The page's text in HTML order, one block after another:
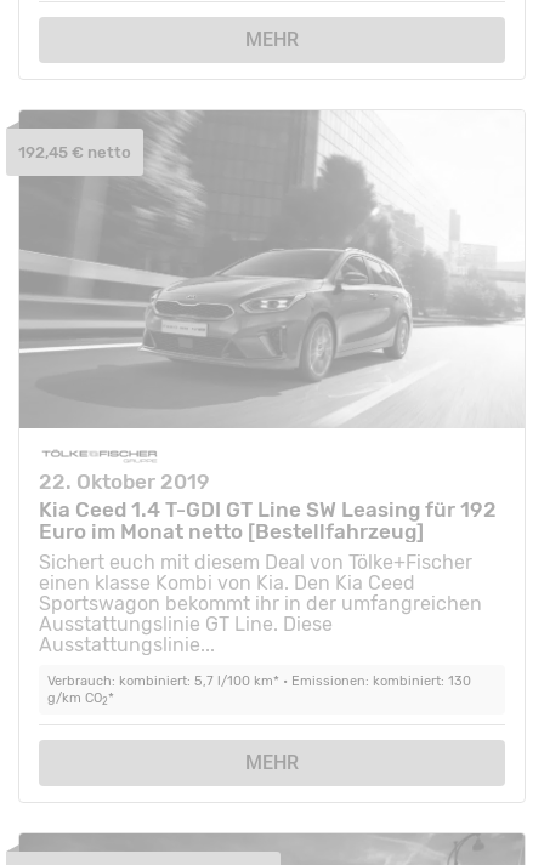
MEHR
22. Oktober 2019
Kia Ceed 1.4 T-GDI GT Line SW Leasing für 192
Euro im Monat netto [Bestellfahrzeug]
Sichert euch mit diesem Deal von Tölke+Fischer
einen klasse Kombi von Kia. Den Kia Ceed
Sportswagon bekommt ihr in der umfangreichen
Ausstattungslinie GT Line. Diese
Ausstattungslinie...
Verbrauch: kombiniert: 5,7 l/100 km* • Emissionen: kombiniert: 130
g/km CO2*
MEHR
192,45 € netto